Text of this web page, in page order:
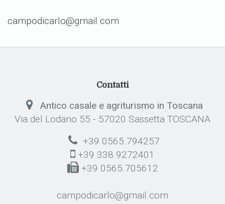
campodicarlo@gmail.com
Contatti
Antico casale e agriturismo in Toscana
Via del Lodano 55 - 57020 Sassetta TOSCANA
+39 0565.794257
+39 338.9272401
+39 0565.705612
campodicarlo@gmail.com